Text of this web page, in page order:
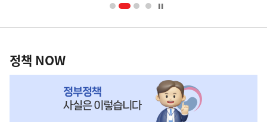
영
책
NOW,
정책 NOW